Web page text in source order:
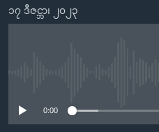
ကျော်
ကြည့်
အမေရိကန်သုံးအီဒီယံ
အပတ်စဉ်ကဏ္ဍများ
၁၇ ဒီဇင္ဘာ၊ ၂၀၂၃
0:00